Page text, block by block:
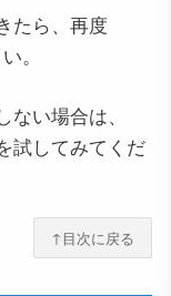
たら、再度
。
い場合は、
試してみてくだ
↑目次に戻る